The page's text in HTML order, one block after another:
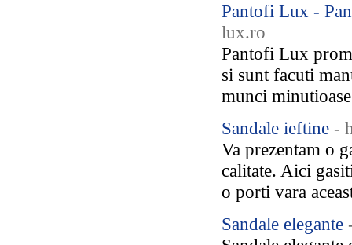
Pantofi Lux -
lux.ro
Pantofi Lux
si sunt facuti
munci
Sandale ieftine -
Va prezentam o
calitate. Aici
o porti vara
Sandale elegante